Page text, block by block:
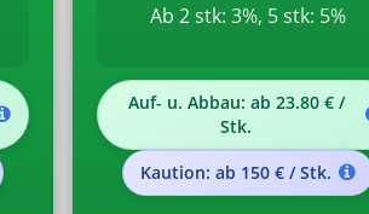
Ab 2 stk: 3%, 5 stk: 5%
Auf- u. Abbau: ab 23.80 € /
Stk.
Kaution: ab 150 € / Stk.